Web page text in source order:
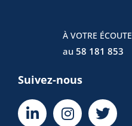
À VOTRE ÉCOUTE
au58 181 853
Suivez-nous